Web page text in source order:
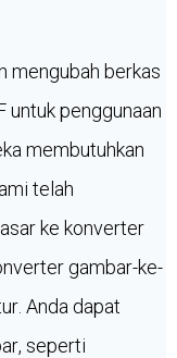
mengubah berkas
penggunaan
membutuhkan
telah
ke konverter
gambar-ke-
Anda dapat
seperti